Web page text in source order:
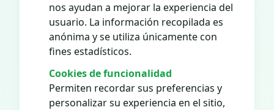
nos ayudan a mejorar la experiencia del
usuario. La información recopilada es
anónima y se utiliza únicamente con
fines estadísticos.
Cookies de funcionalidad
Permiten recordar sus preferencias y
personalizar su experiencia en el sitio,